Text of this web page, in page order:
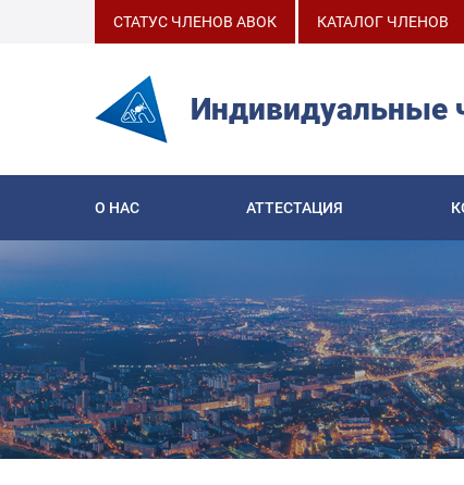
СТАТУС ЧЛЕНОВ АВОК КАТАЛОГ ЧЛЕНОВ
Индивидуальные
О НАС АТТЕСТАЦИЯ